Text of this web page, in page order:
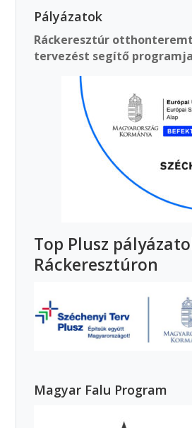
Pályázatok
Ráckeresztúr
tervezést segítő programja
Top Plusz
Ráckeresztúron
Magyar Falu Program